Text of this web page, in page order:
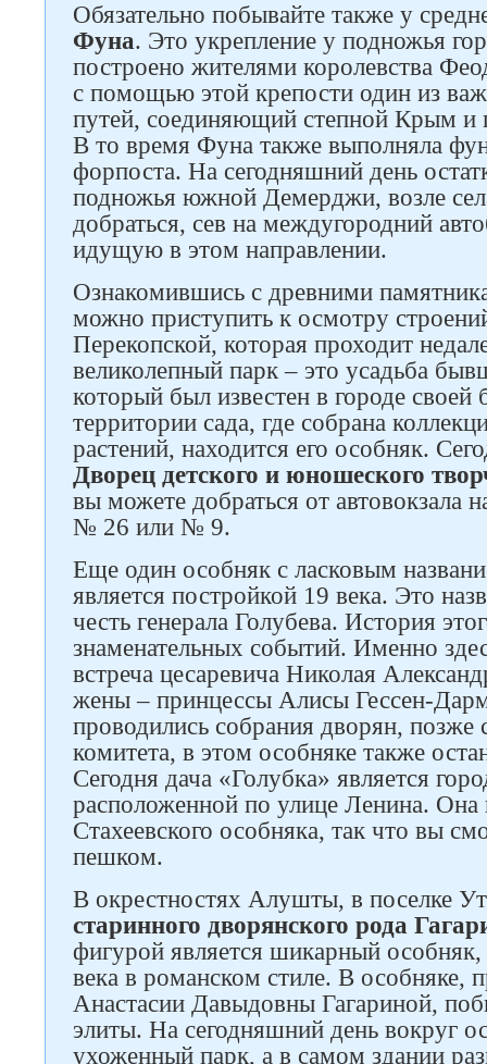
Обязательно побывайте также у
Фуна. Это укрепление у подножья
построено жителями королевства
с помощью этой крепости один из
путей, соединяющий степной Крым и
В то время Фуна также выполняла
форпоста. На сегодняшний день
подножья южной Демерджи, возле
добраться, сев на междугородний
идущую в этом направлении.
Ознакомившись с древними
можно приступить к осмотру
Перекопской, которая проходит
великолепный парк – это усадьба
который был известен в городе своей
территории сада, где собрана
растений, находится его особняк.
Дворец детского и юношеского
вы можете добраться от
№ 26 или № 9.
Еще один особняк с ласковым
является постройкой 19 века. Это
честь генерала Голубева. История
знаменательных событий. Именно
встреча цесаревича Николая
жены – принцессы Алисы Гессен-
проводились собрания дворян,
комитета, в этом особняке также
Сегодня дача «Голубка» является
расположенной по улице Ленина. Она
Стахеевского особняка, так что вы
пешком.
В окрестностях Алушты, в поселке
старинного дворянского рода
фигурой является шикарный
века в романском стиле. В особняке,
Анастасии Давыдовны Гагариной,
элиты. На сегодняшний день вокруг
ухоженный парк, а в самом здании
Следите за нами в соцсетях